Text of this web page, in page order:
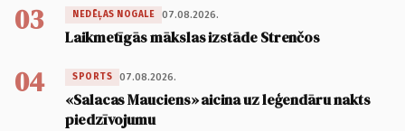
03 NEDĒĻAS NOGALE 07.08.2026.
Laikmetīgās mākslas izstāde Strenčos
04 SPORTS 07.08.2026.
«Salacas Mauciens» aicina uz leģendāru nakts
piedzīvojumu